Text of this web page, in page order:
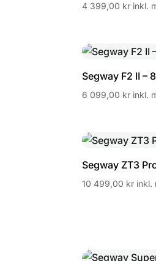
4 399,00 kr inkl.
Segway F2 II –
6 099,00 kr inkl.
Segway ZT3
10 499,00 kr inkl.